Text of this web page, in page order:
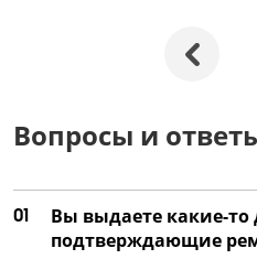
Вопросы и
01
Вы выдаете какие-
подтверждающие